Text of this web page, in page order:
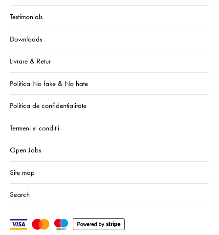
Testimonials
Downloads
Livrare & Retur
Politica No fake & No hate
Politica de confidentialitate
Termeni si conditii
Open Jobs
Site map
Search